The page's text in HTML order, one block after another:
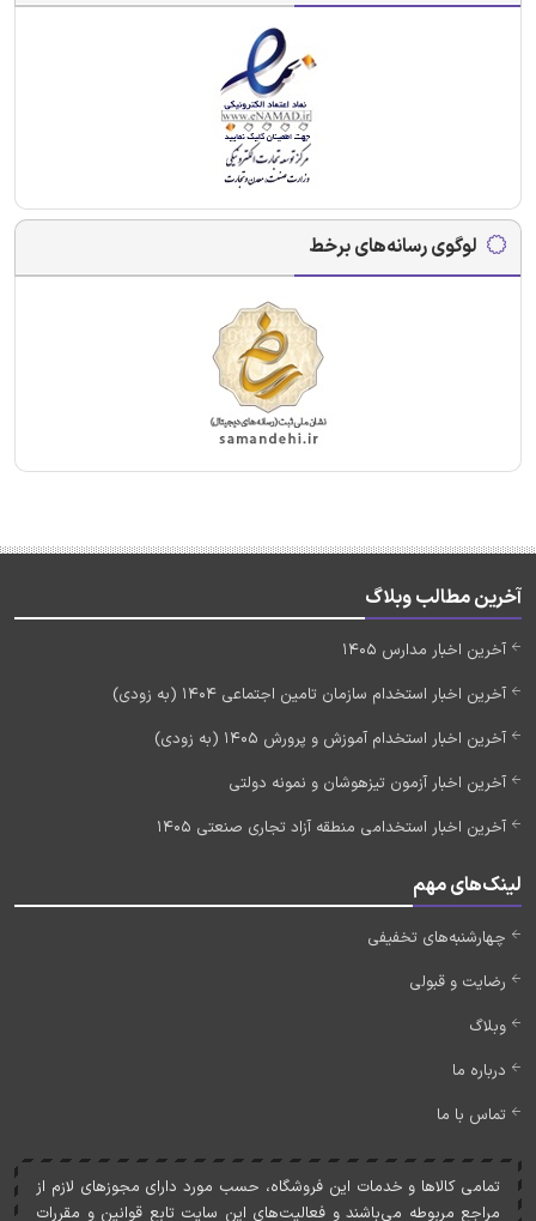
لوگوی رسانه‌های برخط
آخرین مطالب وبلاگ
آخرین اخبار مدارس 1405
آخرین اخبار استخدام سازمان تامین اجتماعی 1404 (به زودی)
آخرین اخبار استخدام آموزش و پرورش 1405 (به زودی)
آخرین اخبار آزمون تیزهوشان و نمونه دولتی
آخرین اخبار استخدامی منطقه آزاد تجاری صنعتی 1405
لینک‌های مهم
چهارشنبه‌های تخفیفی
رضایت و قبولی
وبلاگ
درباره ما
تماس با ما
تمامی کالاها و خدمات اين فروشگاه، حسب مورد دارای مجوزهای لازم از
مراجع مربوطه می‌باشند و فعاليت‌های اين سايت تابع قوانين و مقررات